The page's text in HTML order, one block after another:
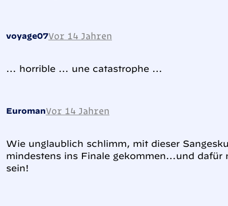
voyage07Vor 14 Jahren
… horrible … une catastrophe …
EuromanVor 14 Jahren
Wie unglaublich schlimm, mit dieser
mindestens ins Finale gekommen…und dafür
sein!